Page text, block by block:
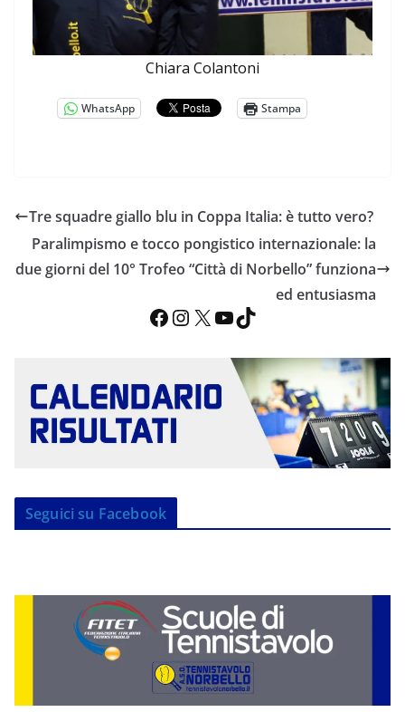
Chiara Colantoni
WhatsApp Stampa
Tre squadre giallo blu in Coppa Italia: è tutto vero?
Paralimpismo e tocco pongistico internazionale: la
due giorni del 10° Trofeo “Città di Norbello” funziona
ed entusiasma
Facebook InstagramX YouTube TikTok
Seguici su Facebook